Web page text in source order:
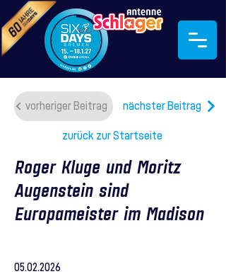
vorheriger Beitrag nächster Beitrag
zurück zur Startseite
Roger Kluge und Moritz
Augenstein sind
Europameister im Madison
05.02.2026